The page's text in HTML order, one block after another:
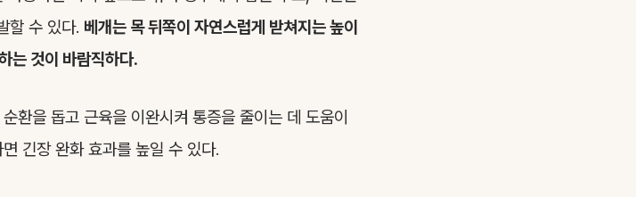
할 수 있다. 베개는 목 뒤쪽이 자연스럽게 받쳐지는 높이
는 것이 바람직하다.
환을 돕고 근육을 이완시켜 통증을 줄이는 데 도움이
긴장 완화 효과를 높일 수 있다.